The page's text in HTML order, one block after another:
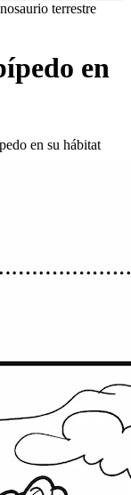
terrestre
en
en su hábitat